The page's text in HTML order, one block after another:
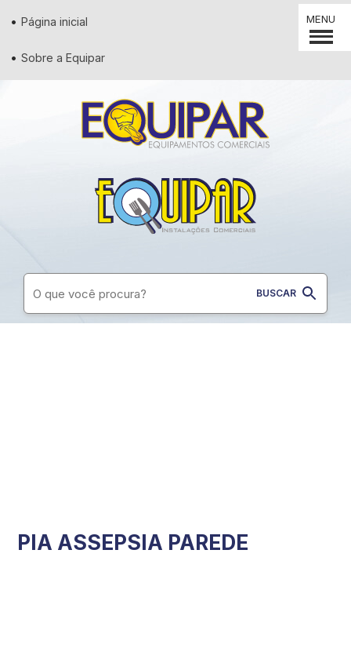
MENU
Padaria
Restaurantes
Lanchonetes
Açougues
Pizzaria
Página inicial
Sobre a Equipar
PIA ASSEPSIA PAREDE